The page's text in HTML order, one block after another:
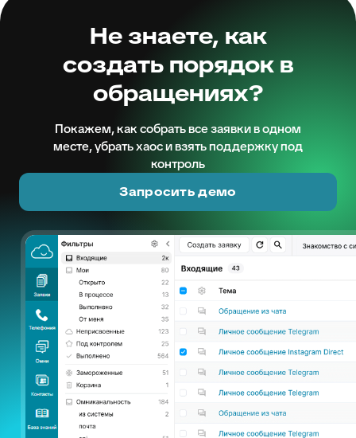
Не знаете, как
создать порядок в
обращениях?
Покажем, как собрать все заявки в одном
месте, убрать хаос и взять поддержку под
контроль
Запросить демо